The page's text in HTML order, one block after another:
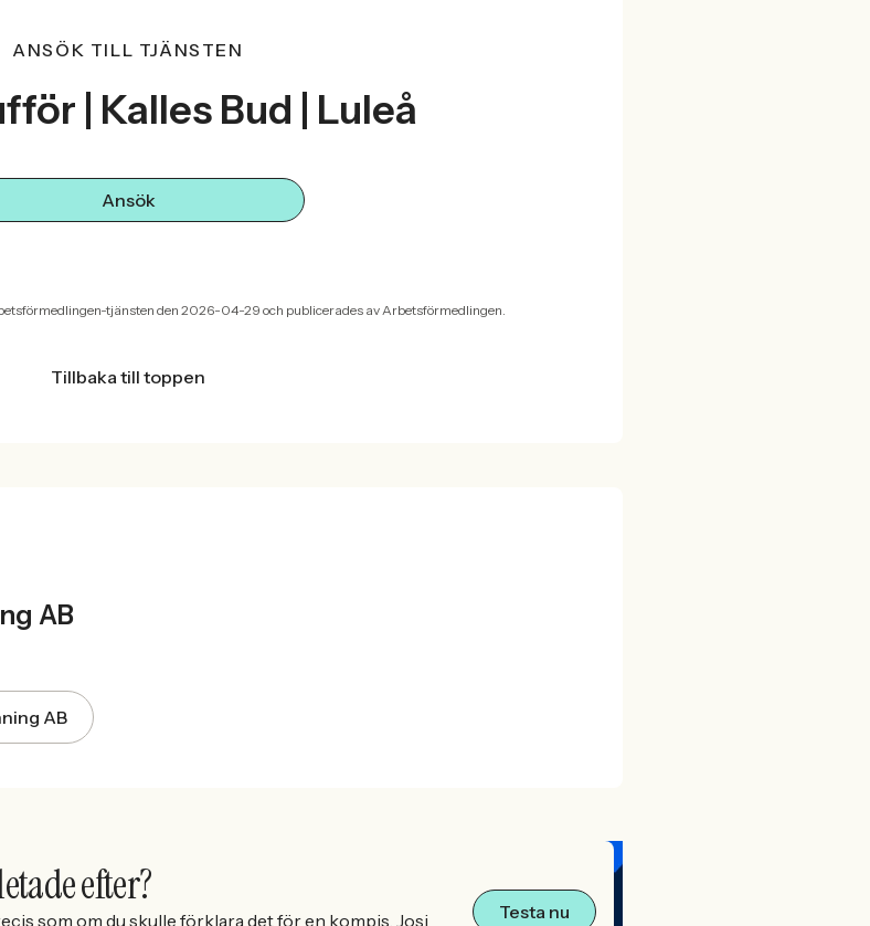
ANSÖK TILL TJÄNSTEN
| Kalles Bud | Luleå
Ansök
tjänsten den 2026-04-29 och publicerades av Arbetsförmedlingen.
Tillbaka till toppen
AB
AB
efter?
som om du skulle förklara det för en kompis. Josi Testa nu